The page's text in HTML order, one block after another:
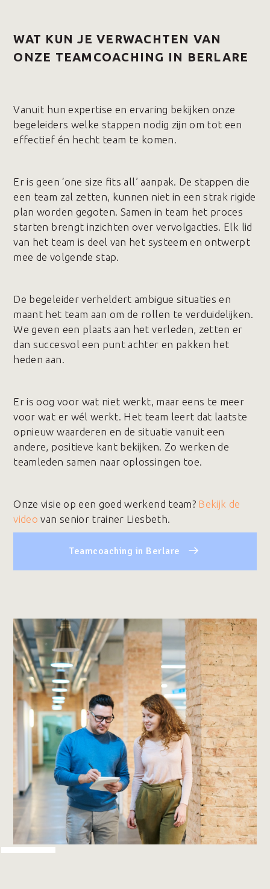
WAT KUN JE VERWACHTEN VAN
ONZE TEAMCOACHING IN BERLARE
Vanuit hun expertise en ervaring bekijken onze
begeleiders welke stappen nodig zijn om tot een
effectief én hecht team te komen.
Er is geen ‘one size fits all’ aanpak. De stappen die
een team zal zetten, kunnen niet in een strak rigide
plan worden gegoten. Samen in team het proces
starten brengt inzichten over vervolgacties. Elk lid
van het team is deel van het systeem en ontwerpt
mee de volgende stap.
De begeleider verheldert ambigue situaties en
maant het team aan om de rollen te verduidelijken.
We geven een plaats aan het verleden, zetten er
dan succesvol een punt achter en pakken het
heden aan.
Er is oog voor wat niet werkt, maar eens te meer
voor wat er wél werkt. Het team leert dat laatste
opnieuw waarderen en de situatie vanuit een
andere, positieve kant bekijken. Zo werken de
teamleden samen naar oplossingen toe.
Onze visie op een goed werkend team? Bekijk de
video van senior trainer Liesbeth.
Teamcoaching in Berlare